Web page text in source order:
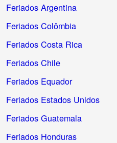
Feriados Argentina
Feriados Colômbia
Feriados Costa Rica
Feriados Chile
Feriados Equador
Feriados Estados Unidos
Feriados Guatemala
Feriados Honduras